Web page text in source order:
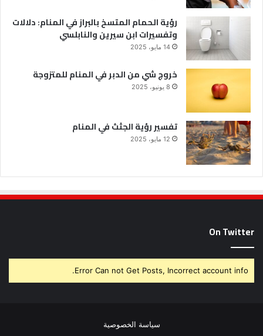
رؤية الحمام المتسخ بالبراز في المنام: دلالات
وتفسيرات ابن سيرين والنابلسي
14 مايو، 2025
خروج شي من الدبر في المنام للمتزوجة
8 يونيو، 2025
تفسير رؤية الجثث في المنام
12 مايو، 2025
On Twitter
Error Can not Get Posts, Incorrect account info.
سياسة الخصوصية